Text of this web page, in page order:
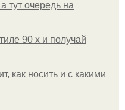
тут очередь на
90 х и получай
как носить и с какими